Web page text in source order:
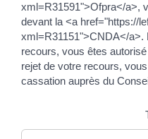
xml=R31591">Ofpra</a>,
devant la <a href="https://
xml=R31151">CNDA</a>.
recours, vous êtes
rejet de votre recours,
cassation auprès du